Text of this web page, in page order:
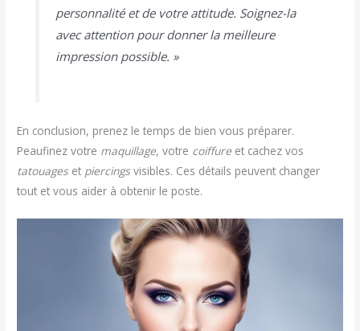
personnalité et de votre attitude. Soignez-la
avec attention pour donner la meilleure
impression possible. »
En conclusion, prenez le temps de bien vous préparer.
Peaufinez votre maquillage, votre coiffure et cachez vos
tatouageset piercingsvisibles. Ces détails peuvent changer
tout et vous aider à obtenir le poste.